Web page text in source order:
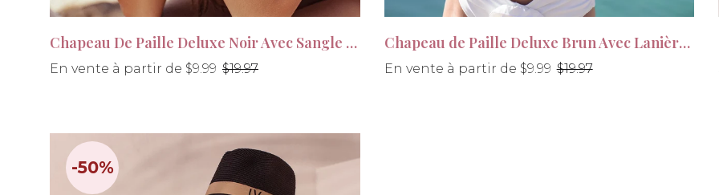
Chapeau De Paille Deluxe Noir Avec Sangle Noire
En vente à partir de $9.99
Prix
$19.97
Chapeau de Paille Deluxe Brun Avec Lanière beige
En vente à partir de $9.99
Prix
$19.97
-50%